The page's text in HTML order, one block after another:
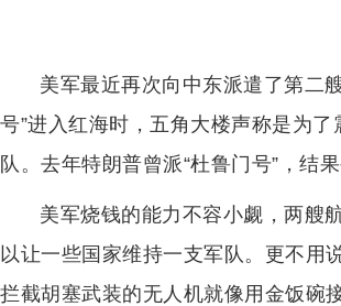
美军最近再次向中东派遣了第二
号”进入红海时，五角大楼声称是为
队。去年特朗普曾派“杜鲁门号”，结
美军烧钱的能力不容小觑，两艘
以让一些国家维持一支军队。更不用
拦截胡塞武装的无人机就像用金饭碗